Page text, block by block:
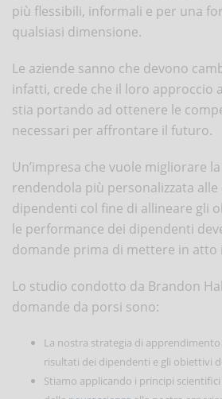
più flessibili, informali e per una
qualsiasi dimensione.
Le aziende sanno che devono
infatti, crede che il loro approccio
stia portando ad ottenere le
necessari per affrontare il futuro.
Un’impresa che vuole migliorare
rendendola più personalizzata alle
dipendenti col fine di allineare gli
le performance dei dipendenti
domande prima di mettere in atto
Lo studio condotto da Brandon
domande da porsi sono:
La nostra strategia di
risultati dei dipendenti e gli obiettivi
Stiamo applicando i principi